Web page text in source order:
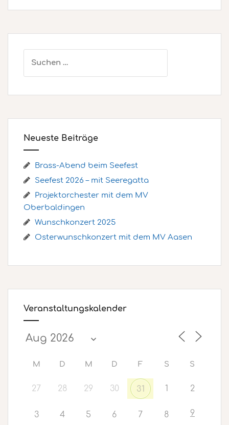
nach:
Neueste Beiträge
Brass-Abend beim Seefest
Seefest 2026 – mit Seeregatta
Projektorchester mit dem MV
Oberbaldingen
Wunschkonzert 2025
Osterwunschkonzert mit dem MV Aasen
Veranstaltungskalender
M D M D F S S
27 28 29 30 31 1 2
3 4 5 6 7 8 9